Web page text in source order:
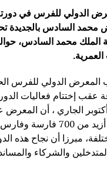
محمد السادس بالجديدة
.
الدولي للفرس
عقب إختتام فعاليات
الجاري ، أن
من 40 دولة و أزيد من
مبرزا أن نجاح هذه
والشركاء